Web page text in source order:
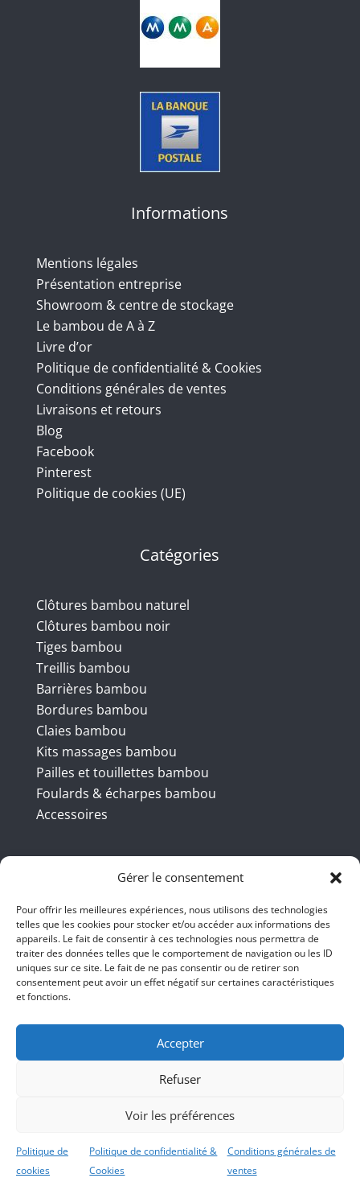
Gérer le consentement
Pour offrir les meilleures expériences, nous utilisons des technologies
telles que les cookies pour stocker et/ou accéder aux informations des
appareils. Le fait de consentir à ces technologies nous permettra de
traiter des données telles que le comportement de navigation ou les ID
uniques sur ce site. Le fait de ne pas consentir ou de retirer son
consentement peut avoir un effet négatif sur certaines caractéristiques
et fonctions.
Accepter
Refuser
Voir les préférences
Politique de
cookies
Politique de confidentialité &
Cookies
Conditions générales de
ventes
Informations
Mentions légales
Présentation entreprise
Showroom & centre de stockage
Le bambou de A à Z
Livre d’or
Politique de confidentialité & Cookies
Conditions générales de ventes
Livraisons et retours
Blog
Facebook
Pinterest
Politique de cookies (UE)
Catégories
Clôtures bambou naturel
Clôtures bambou noir
Tiges bambou
Treillis bambou
Barrières bambou
Bordures bambou
Claies bambou
Kits massages bambou
Pailles et touillettes bambou
Foulards & écharpes bambou
Accessoires
Coordonnées
BBB INT LTD – RUE DU BAMBOU.COM
145 rue de la République 95100
Argenteuil
bienvenue@ruedubambou.com
Du lundi au samedi
Le dimanche, faut voir <;))